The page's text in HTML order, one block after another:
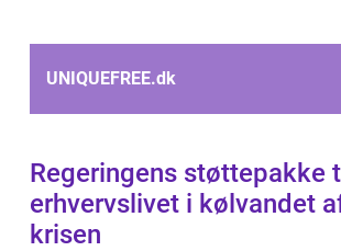
UNIQUEFREE.dk
Regeringens støttepakke
erhvervslivet i kølvandet
krisen